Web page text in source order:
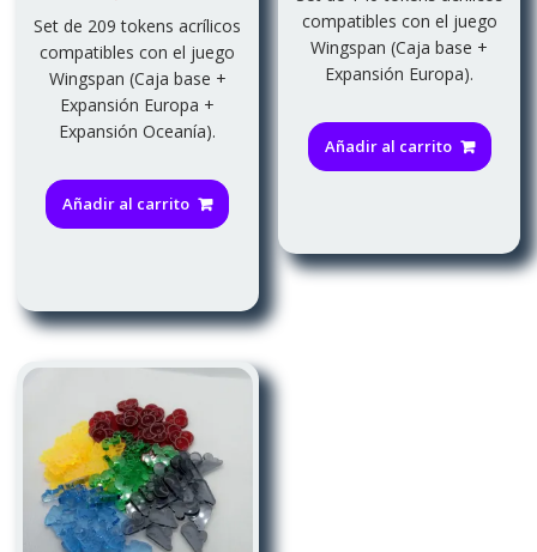
Set de 209 tokens acrílicos
compatibles con el juego
Wingspan (Caja base +
Expansión Europa +
Expansión Oceanía).
Añadir al carrito
compatibles con el juego
Wingspan (Caja base +
Expansión Europa).
Añadir al carrito